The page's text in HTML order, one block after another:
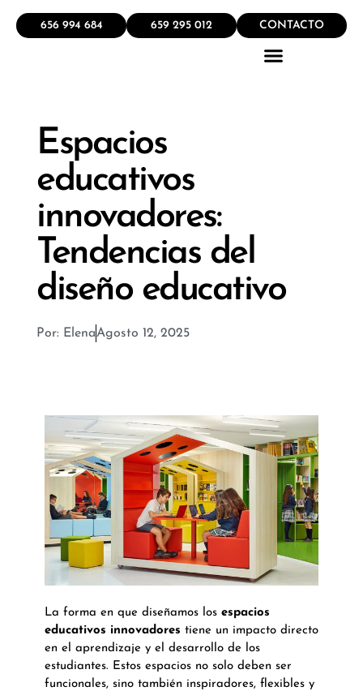
656 994 684 659 295 012 CONTACTO
Espacios
educativos
innovadores:
Tendencias del
diseño educativo
Por: ElenaAgosto 12, 2025
La forma en que diseñamos los espacios
educativos innovadores tiene un impacto directo
en el aprendizaje y el desarrollo de los
estudiantes. Estos espacios no solo deben ser
funcionales, sino también inspiradores, flexibles y